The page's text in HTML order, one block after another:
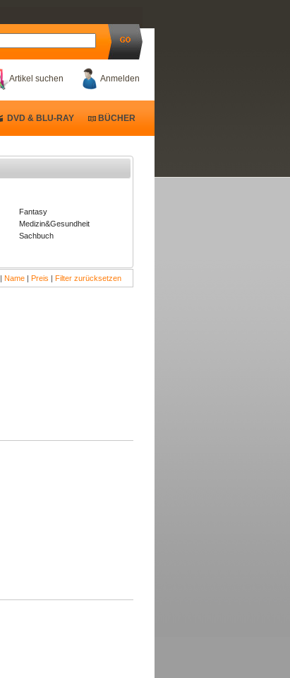
Anmelden
Artikel suchen
DVD & BLU-RAY BÜCHER
Fantasy
Medizin&Gesundheit
Sachbuch
Name Preis Filter zurücksetzen